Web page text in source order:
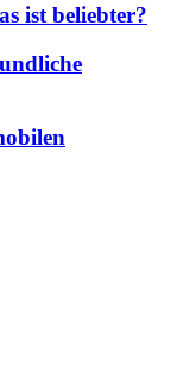
ist beliebter?